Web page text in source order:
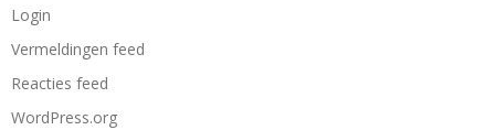
Login
Vermeldingen feed
Reacties feed
WordPress.org